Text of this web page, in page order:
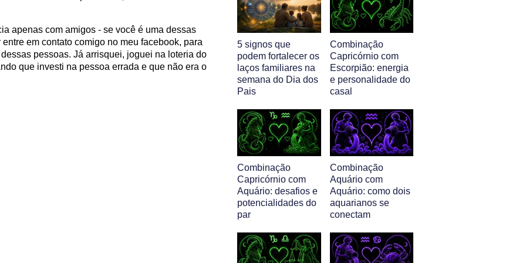
apenas com amigos - se você é uma dessas
em contato comigo no meu facebook, para
pessoas. Já arrisquei, joguei na loteria do
que investi na pessoa errada e que não era o
5 signos que
podem fortalecer os
laços familiares na
semana do Dia dos
Pais
Combinação
Capricórnio com
Escorpião: energia
e personalidade do
casal
Combinação
Capricórnio com
Aquário: desafios e
potencialidades do
par
Combinação
Aquário com
Aquário: como dois
aquarianos se
conectam